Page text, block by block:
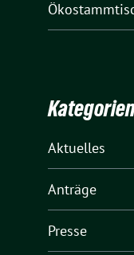
Aktuelles
Anträge
Presse